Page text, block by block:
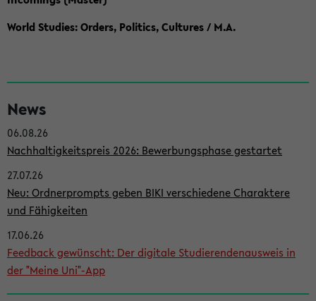
World Studies: Orders, Politics, Cultures / M.A.
e
i
t
e
n
l
e
i
s
News
06.08.26
Nachhaltigkeitspreis 2026: Bewerbungsphase gestartet
27.07.26
Neu: Ordnerprompts geben BIKI verschiedene Charaktere
und Fähigkeiten
17.06.26
Feedback gewünscht: Der digitale Studierendenausweis in
der "Meine Uni"-App